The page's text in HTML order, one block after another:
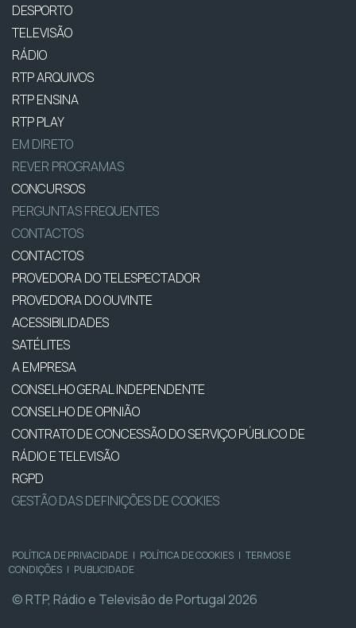
DESPORTO
TELEVISÃO
RÁDIO
RTP ARQUIVOS
RTP ENSINA
RTP PLAY
EM DIRETO
REVER PROGRAMAS
CONCURSOS
PERGUNTAS FREQUENTES
CONTACTOS
CONTACTOS
PROVEDORA DO TELESPECTADOR
PROVEDORA DO OUVINTE
ACESSIBILIDADES
SATÉLITES
A EMPRESA
CONSELHO GERAL INDEPENDENTE
CONSELHO DE OPINIÃO
CONTRATO DE CONCESSÃO DO SERVIÇO PÚBLICO DE
RÁDIO E TELEVISÃO
RGPD
GESTÃO DAS DEFINIÇÕES DE COOKIES
POLÍTICA DE PRIVACIDADE | POLÍTICA DE COOKIES | TERMOS E
CONDIÇÕES | PUBLICIDADE
© RTP, Rádio e Televisão de Portugal 2026